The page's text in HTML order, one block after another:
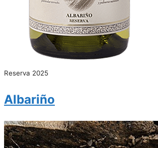
Reserva 2025
Albariño